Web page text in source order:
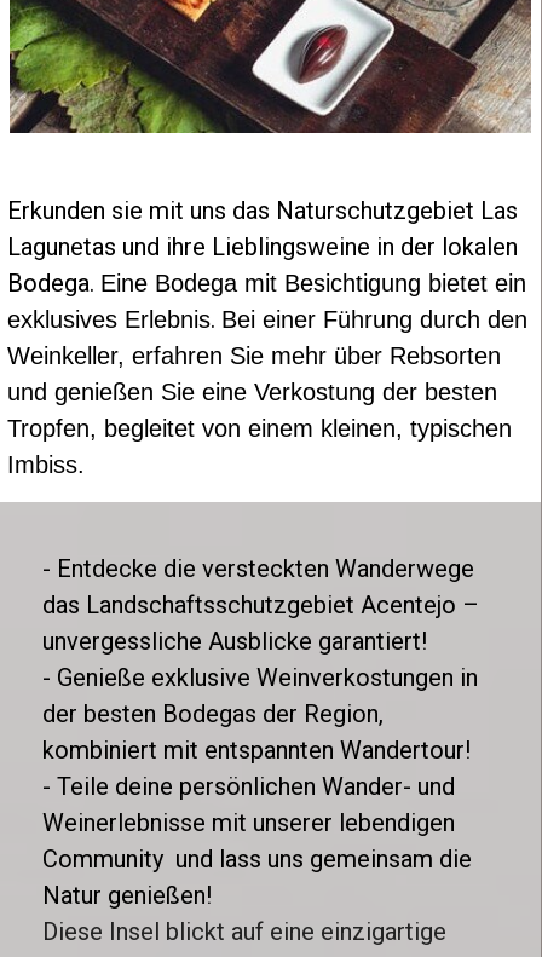
Erkunden sie mit uns das Naturschutzgebiet Las
Lagunetas und ihre Lieblingsweine in der lokalen
Bodega. Eine Bodega mit Besichtigung bietet ein
exklusives Erlebnis. Bei einer Führung durch den
Weinkeller, erfahren Sie mehr über Rebsorten
und genießen Sie eine Verkostung der besten
Tropfen, begleitet von einem kleinen, typischen
Imbiss.
- Entdecke die versteckten Wanderwege
das Landschaftsschutzgebiet Acentejo –
unvergessliche Ausblicke garantiert!
- Genieße exklusive Weinverkostungen in
der besten Bodegas der Region,
kombiniert mit entspannten Wandertour!
- Teile deine persönlichen Wander- und
Weinerlebnisse mit unserer lebendigen
Community und lass uns gemeinsam die
Natur genießen!
Diese Insel blickt auf eine einzigartige